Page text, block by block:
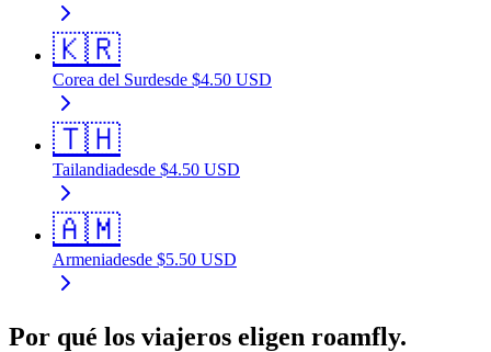
🇰🇷
Corea del Surdesde $4.50 USD
🇹🇭
Tailandiadesde $4.50 USD
🇦🇲
Armeniadesde $5.50 USD
Por qué los viajeros eligen roamfly.